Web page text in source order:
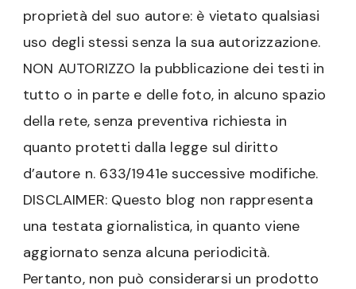
proprietà del suo autore: è vietato qualsiasi
uso degli stessi senza la sua autorizzazione.
NON AUTORIZZO la pubblicazione dei testi in
tutto o in parte e delle foto, in alcuno spazio
della rete, senza preventiva richiesta in
quanto protetti dalla legge sul diritto
d’autore n. 633/1941e successive modifiche.
DISCLAIMER: Questo blog non rappresenta
una testata giornalistica, in quanto viene
aggiornato senza alcuna periodicità.
Pertanto, non può considerarsi un prodotto